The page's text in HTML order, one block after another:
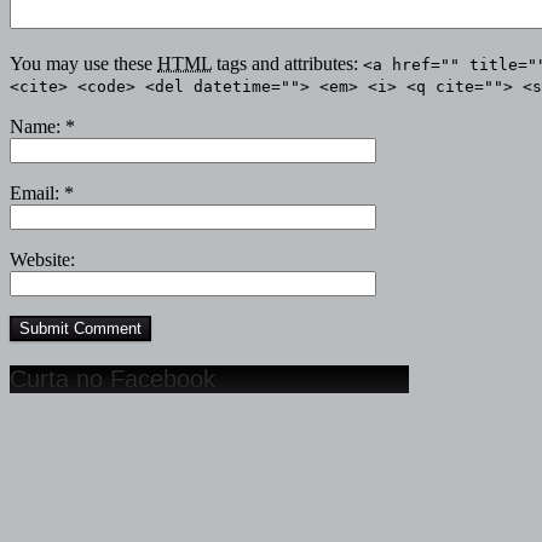
You may use these HTML tags and attributes: <a href=""
<cite> <code> <del datetime=""> <em> <i> <q cite="">
Name: *
Email: *
Website:
Curta no Facebook